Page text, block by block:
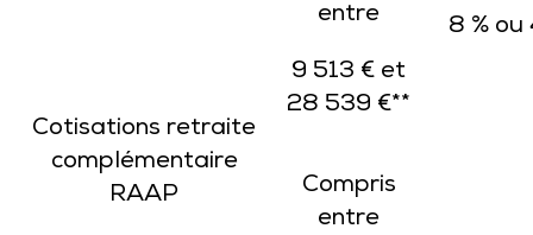
Cotisations retraite
complémentaire
RAAP
entre
9 513 € et
28 539 €**
8 %
Compris
entre